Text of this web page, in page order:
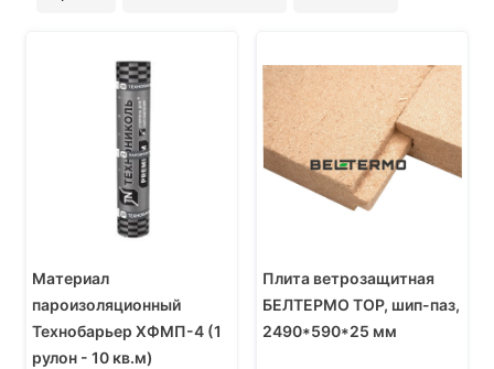
Материал
пароизоляционный
Технобарьер ХФМП-4 (1
рулон - 10 кв.м)
Плита ветрозащитная
БЕЛТЕРМО TOP, шип-паз,
2490*590*25 мм